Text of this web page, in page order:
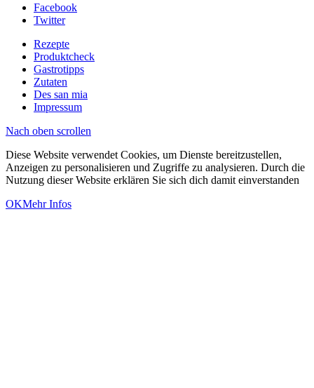
Facebook
Twitter
Rezepte
Produktcheck
Gastrotipps
Zutaten
Des san mia
Impressum
Nach oben scrollen
Diese Website verwendet Cookies, um Dienste bereitzustellen,
Anzeigen zu personalisieren und Zugriffe zu analysieren. Durch die
Nutzung dieser Website erklären Sie sich dich damit einverstanden
OKMehr Infos